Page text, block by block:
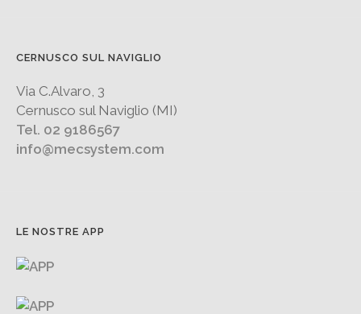
CERNUSCO SUL NAVIGLIO
Via C.Alvaro, 3
Cernusco sul Naviglio (MI)
Tel. 02 9186567
info@mecsystem.com
LE NOSTRE APP